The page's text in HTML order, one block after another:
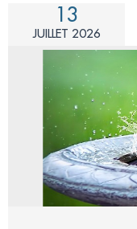
13
JUILLET 2026